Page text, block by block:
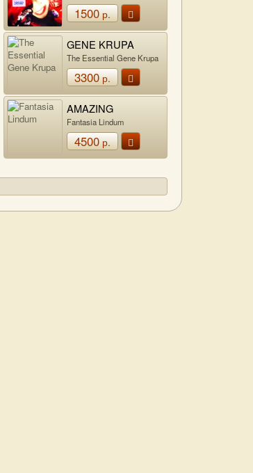
1500р.
GENE KRUPA
The Essential Gene Krupa
3300р.
AMAZING
BLONDEL
Fantasia Lindum
4500р.